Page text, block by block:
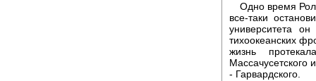
Одно время
все-таки
университета
тихоокеанских
жизнь
Массачусетского
- Гарвардского.